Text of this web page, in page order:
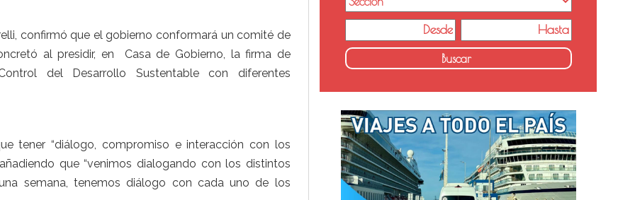
confirmó que el gobierno conformará un comité de
al presidir, en Casa de Gobierno, la firma de
del Desarrollo Sustentable con diferentes
tener “diálogo, compromiso e interacción con los
que “venimos dialogando con los distintos
semana, tenemos diálogo con cada uno de los